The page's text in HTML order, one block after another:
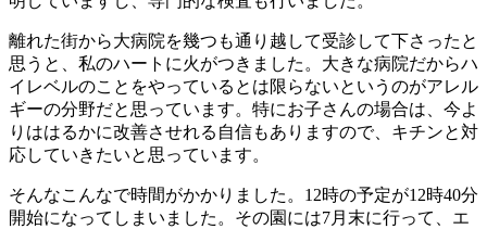
離れた街から大病院を幾つも通り越して受診して下さったと
思うと、私のハートに火がつきました。大きな病院だからハ
イレベルのことをやっているとは限らないというのがアレル
ギーの分野だと思っています。特にお子さんの場合は、今よ
りははるかに改善させれる自信もありますので、キチンと対
応していきたいと思っています。
そんなこんなで時間がかかりました。12時の予定が12時40分
開始になってしまいました。その園には7月末に行って、エ